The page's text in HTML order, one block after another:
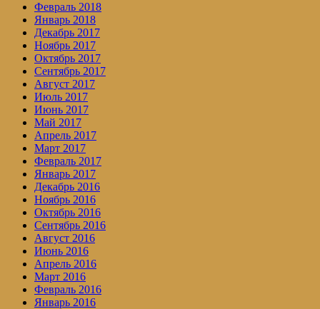
Февраль 2018
Январь 2018
Декабрь 2017
Ноябрь 2017
Октябрь 2017
Сентябрь 2017
Август 2017
Июль 2017
Июнь 2017
Май 2017
Апрель 2017
Март 2017
Февраль 2017
Январь 2017
Декабрь 2016
Ноябрь 2016
Октябрь 2016
Сентябрь 2016
Август 2016
Июнь 2016
Апрель 2016
Март 2016
Февраль 2016
Январь 2016